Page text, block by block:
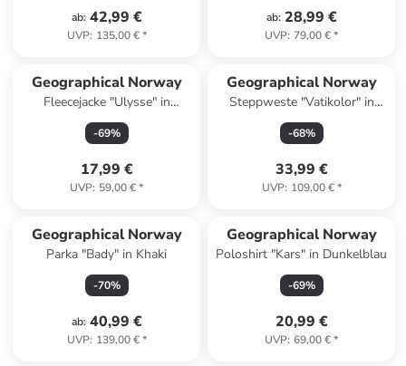
ab: 42,99 €
UVP: 135,00 €*
ab: 28,99 €
UVP: 79,00 €*
Geographical Norway
Fleecejacke "Ulysse" in
Bordeaux
-69%
17,99 €
UVP: 59,00 €*
Geographical Norway
Steppweste "Vatikolor" in
Bordeaux
-68%
33,99 €
UVP: 109,00 €*
Geographical Norway
Parka "Bady" in Khaki
-70%
ab: 40,99 €
UVP: 139,00 €*
Geographical Norway
Poloshirt "Kars" in Dunkelblau
-69%
20,99 €
UVP: 69,00 €*